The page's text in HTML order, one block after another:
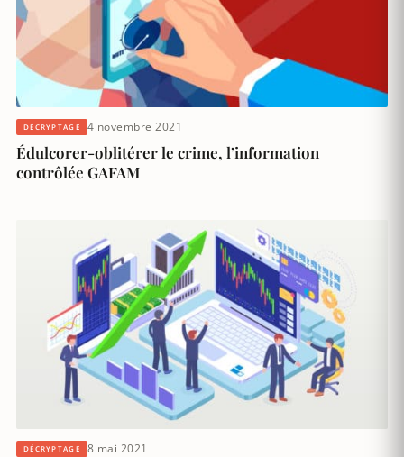
DÉCRYPTAGE 4 novembre 2021
Édulcorer-oblitérer le crime, l’information
contrôlée GAFAM
DÉCRYPTAGE 8 mai 2021